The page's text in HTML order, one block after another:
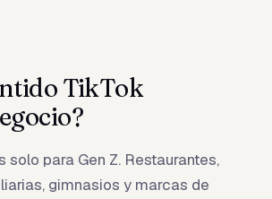
TikTok
solo para Gen Z. Restaurantes,
gimnasios y marcas de